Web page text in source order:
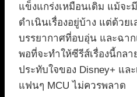
แข็งแกร่งเหมือนเดิม แม้จ
ดำเนินเรื่องอยู่บ้าง แต่ด้วย
บรรยากาศที่อบอุ่น และฉา
พอที่จะทำให้ซีรีส์เรื่องนี้กล
ประทับใจของ Disney+ แ
แฟนๆ MCU ไม่ควรพลาด